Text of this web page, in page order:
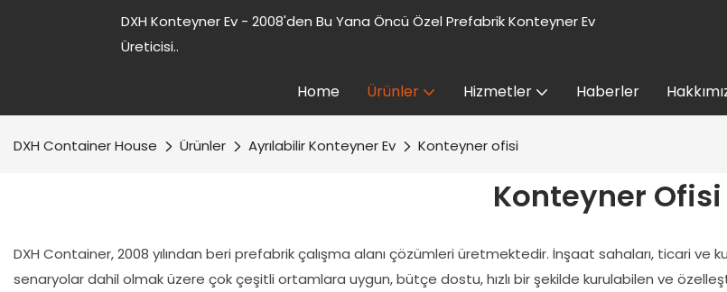
DXH Konteyner Ev - 2008'den Bu Yana Öncü Özel Prefabrik Konteyner Ev
Üreticisi..
Home Ürünler Hizmetler Haberler
DXH Container House Ürünler Ayrılabilir Konteyner Ev Konteyner ofisi
Konteyner Ofisi
DXH Container, 2008 yılından beri prefabrik çalışma alanı çözümleri üretmektedir. İnşaat sahaları, ticari
senaryolar dahil olmak üzere çok çeşitli ortamlara uygun, bütçe dostu, hızlı bir şekilde kurulabilen ve